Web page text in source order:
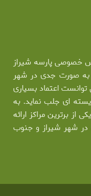
خصوصی پارسه شیراز
خود را به صورت جدی در شهر
توانست اعتماد بسیاری
ای جلب نماید. به
از برترین مراکز ارائه
در شهر شیراز و جنوب